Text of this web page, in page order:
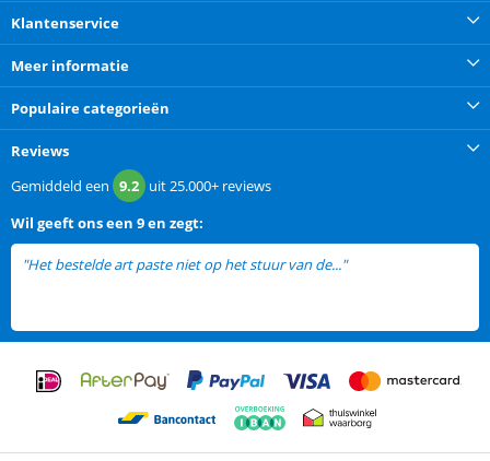
Klantenservice
Meer informatie
Populaire categorieën
Reviews
Gemiddeld een 9.2 uit25.000+ reviews
Wil geeft ons een 9 en zegt:
"Het bestelde art paste niet op het stuur van de..."